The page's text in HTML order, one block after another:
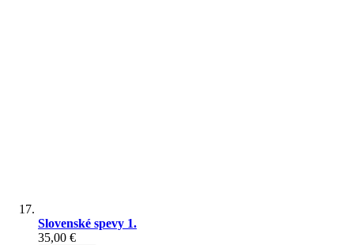
Slovenské spevy 1.
35,00 €